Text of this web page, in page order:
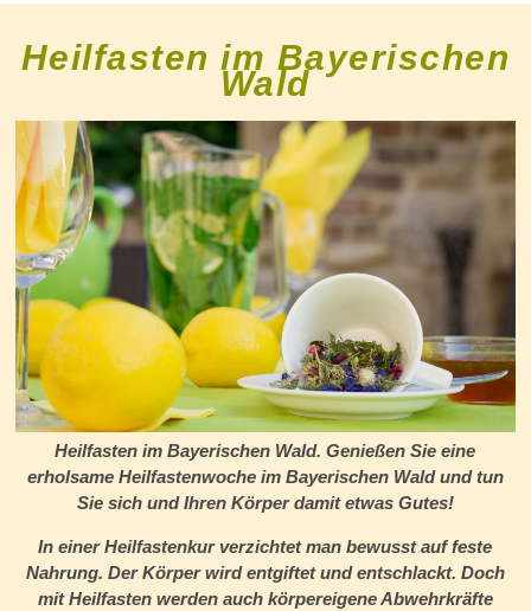
Heilfasten im Bayerischen
Wald
Heilfasten im Bayerischen Wald. Genießen Sie eine
erholsame Heilfastenwoche im Bayerischen Wald und tun
Sie sich und Ihren Körper damit etwas Gutes!
In einer Heilfastenkur verzichtet man bewusst auf feste
Nahrung. Der Körper wird entgiftet und entschlackt. Doch
mit Heilfasten werden auch körpereigene Abwehrkräfte